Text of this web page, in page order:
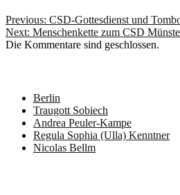
Beitragsnavigation
Previous: CSD-Gottesdienst und
Next: Menschenkette zum CSD
Die Kommentare sind geschlossen.
Berlin
Traugott Sobiech
Andrea Peuler-Kampe
Regula Sophia (Ulla) Kenntner
Nicolas Bellm